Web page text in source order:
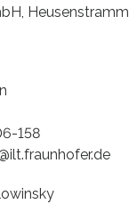
Heusenstramm
158